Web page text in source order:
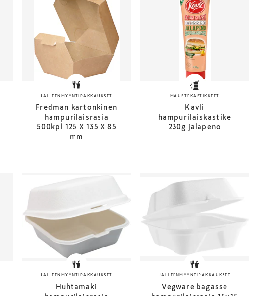
JÄLLEENMYYNTIPAKKAUKSET
Fredman kartonkinen
hampurilaisrasia
500kpl 125 X 135 X 85
mm
MAUSTEKASTIKKEET
Kavli
hampurilaiskastike
230g jalapeno
JÄLLEENMYYNTIPAKKAUKSET
Huhtamaki
JÄLLEENMYYNTIPAKKAUKSET
Vegware bagasse